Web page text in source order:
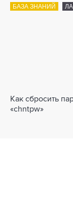
БАЗА ЗНАНИЙ
Как сбросить
«chntpw»